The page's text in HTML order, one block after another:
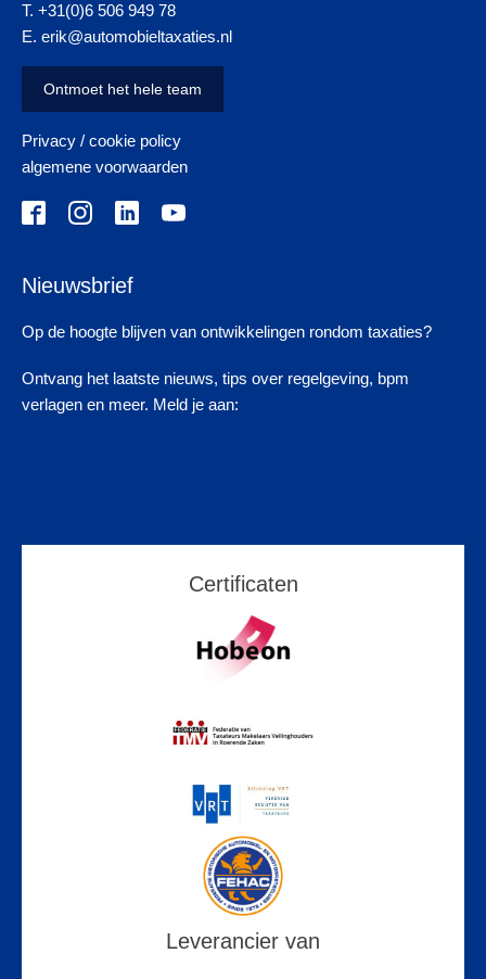
T. +31(0)6 506 949 78
E. erik@automobieltaxaties.nl
Ontmoet het hele team
Privacy / cookie policy
algemene voorwaarden
Nieuwsbrief
Op de hoogte blijven van ontwikkelingen rondom taxaties?
Ontvang het laatste nieuws, tips over regelgeving, bpm
verlagen en meer. Meld je aan:
Certificaten
Leverancier van